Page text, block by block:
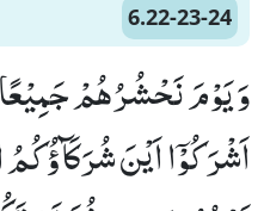
6.22-23-24
وَ یَوْمَ نَحْشُرُهُمْ
اَشْرَكُوْۤا اَیْنَ